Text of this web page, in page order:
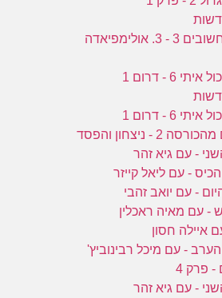
14:05 - הבלתי חשובים 3 - 3. אולימפיאדה